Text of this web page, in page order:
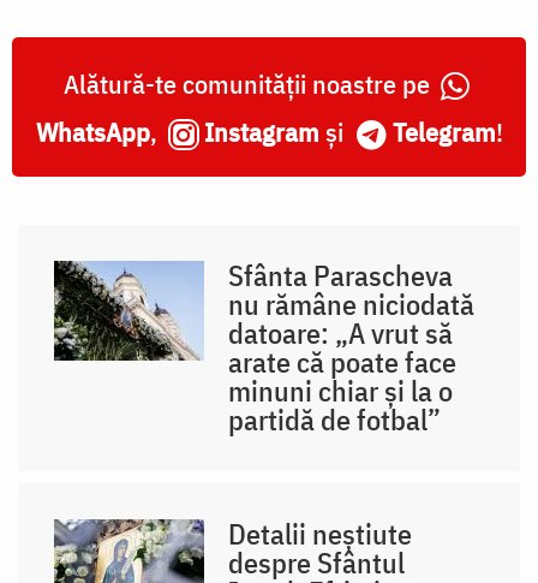
Alătură-te comunității noastre pe
WhatsApp, Instagram și Telegram!
Sfânta Parascheva
nu rămâne niciodată
datoare: „A vrut să
arate că poate face
minuni chiar și la o
partidă de fotbal”
Detalii neștiute
despre Sfântul